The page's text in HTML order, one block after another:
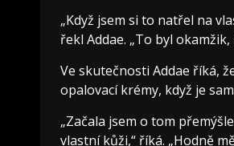
„Když jsem si to natřel na
řekl Addae. „To byl
Ve skutečnosti Addae říká,
opalovací krémy, když je
„Začala jsem o tom
vlastní kůži,“ říká. „Hodně